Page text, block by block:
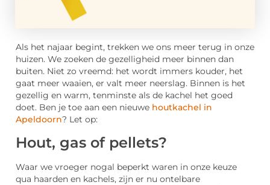
Als het najaar begint, trekken we ons meer terug in onze
huizen. We zoeken de gezelligheid meer binnen dan
buiten. Niet zo vreemd: het wordt immers kouder, het
gaat meer waaien, er valt meer neerslag. Binnen is het
gezellig en warm, tenminste als de kachel het goed
doet. Ben je toe aan een nieuwe houtkachel in
Apeldoorn? Let op:
Hout, gas of pellets?
Waar we vroeger nogal beperkt waren in onze keuze
qua haarden en kachels, zijn er nu ontelbare